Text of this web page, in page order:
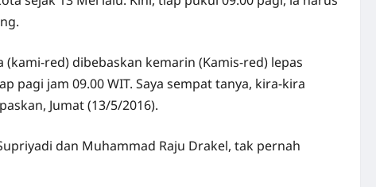
(kami-red) dibebaskan kemarin (Kamis-red) lepas
pagi jam 09.00 WIT. Saya sempat tanya, kira-kira
Jumat (13/5/2016).
dan Muhammad Raju Drakel, tak pernah